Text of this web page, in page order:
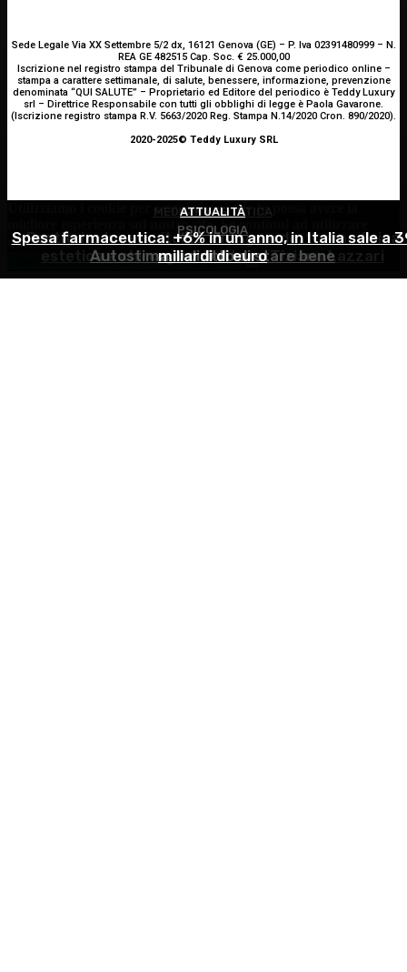
MEDICINA ESTETICA
Restituire luce e vitalità allo sguardo, tra medicina
estetica e chirurgia – Dott.ssa Tiziana Lazzari
PSICOLOGIA
Autostima: il diritto di stare bene
ATTUALITÀ
Spesa farmaceutica: +6% in un anno, in Italia sale a
miliardi di euro
Sede Legale Via XX Settembre 5/2 dx, 16121 Genova (GE) – P. Iva 02391480999 – N.
REA GE 482515 Cap. Soc. € 25.000,00
Iscrizione nel registro stampa del Tribunale di Genova come periodico online –
stampa a carattere settimanale, di salute, benessere, informazione, prevenzione
denominata “QUI SALUTE” – Proprietario ed Editore del periodico è Teddy Luxury
srl – Direttrice Responsabile con tutti gli obblighi di legge è Paola Gavarone.
(Iscrizione registro stampa R.V. 5663/2020 Reg. Stampa N.14/2020 Cron. 890/2020).
2020-2025© Teddy Luxury SRL
Utilizziamo i cookie per essere sicuri che tu possa avere la
migliore esperienza sul nostro sito. Se continui ad utilizzare
questo sito noi constatiamo che tu ne sia felice. Accetto
Continua senza accettare
Privacy policy